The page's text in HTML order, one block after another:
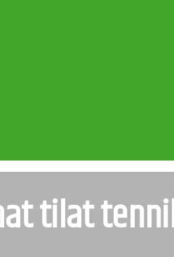
tilat